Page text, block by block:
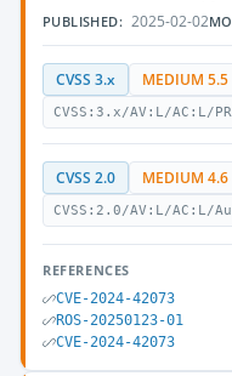
PUBLISHED: 2025-02-02
CVSS 3.x MEDIUM 5.5
CVSS:3.x/AV:L/AC:L/
CVSS 2.0 MEDIUM 4.6
CVSS:2.0/AV:L/AC:L/
REFERENCES
CVE-2024-42073
ROS-20250123-01
CVE-2024-42073